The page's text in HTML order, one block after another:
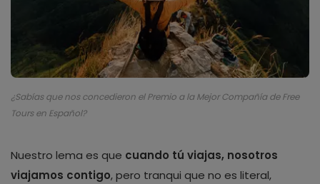
¿Sabías que nos concedieron el Premio a la Mejor Compañía de Free
Tours en Español?
Nuestro lema es que cuando tú viajas, nosotros
viajamos contigo, pero tranqui que no es literal,